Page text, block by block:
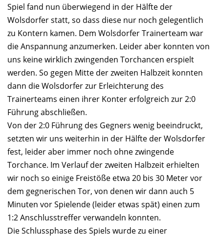
Spiel fand nun überwiegend in der Hälfte der
Wolsdorfer statt, so dass diese nur noch gelegentlich
zu Kontern kamen. Dem Wolsdorfer Trainerteam war
die Anspannung anzumerken. Leider aber konnten von
uns keine wirklich zwingenden Torchancen erspielt
werden. So gegen Mitte der zweiten Halbzeit konnten
dann die Wolsdorfer zur Erleichterung des
Trainerteams einen ihrer Konter erfolgreich zur 2:0
Führung abschließen.
Von der 2:0 Führung des Gegners wenig beeindruckt,
setzten wir uns weiterhin in der Hälfte der Wolsdorfer
fest, leider aber immer noch ohne zwingende
Torchance. Im Verlauf der zweiten Halbzeit erhielten
wir noch so einige Freistöße etwa 20 bis 30 Meter vor
dem gegnerischen Tor, von denen wir dann auch 5
Minuten vor Spielende (leider etwas spät) einen zum
1:2 Anschlusstreffer verwandeln konnten.
Die Schlussphase des Spiels wurde zu einer